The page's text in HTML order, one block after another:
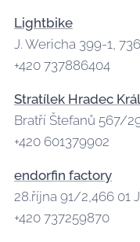
Lightbike
J. Wericha 399-1,
+420 737886404
Stratílek Hradec
Bratří Štefanů 567/
+420 601379902
endorfin factory
28.října 91/2,466 01
+420 737259870